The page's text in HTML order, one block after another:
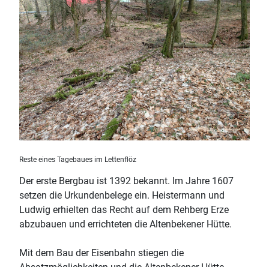
Reste eines Tagebaues im Lettenflöz
Der erste Bergbau ist 1392 bekannt. Im Jahre 1607
setzen die Urkundenbelege ein. Heistermann und
Ludwig erhielten das Recht auf dem Rehberg Erze
abzubauen und errichteten die Altenbekener Hütte.
Mit dem Bau der Eisenbahn stiegen die